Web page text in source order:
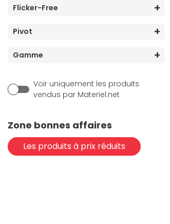
Flicker-Free
Pivot
Gamme
Voir uniquement les produits
vendus par Materiel.net
Zone bonnes affaires
Les produits à prix réduits